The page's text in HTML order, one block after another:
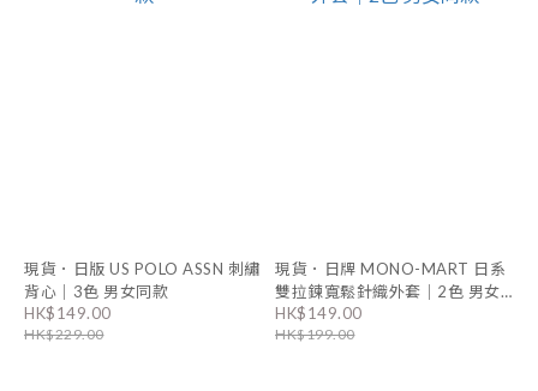
現貨．日版 US POLO ASSN 刺繡
背心｜3色 男女同款
HK$149.00
HK$229.00
現貨．日牌 MONO-MART 日系
雙拉鍊寬鬆針織外套｜2色 男女
同款
HK$149.00
HK$199.00